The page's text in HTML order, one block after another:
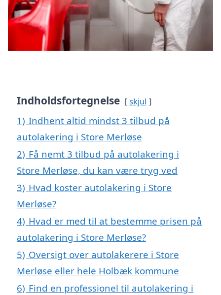
Indholdsfortegnelse skjul
1) Indhent altid mindst 3 tilbud på
autolakering i Store Merløse
2) Få nemt 3 tilbud på autolakering i
Store Merløse, du kan være tryg ved
3) Hvad koster autolakering i Store
Merløse?
4) Hvad er med til at bestemme prisen på
autolakering i Store Merløse?
5) Oversigt over autolakerere i Store
Merløse eller hele Holbæk kommune
6) Find en professionel til autolakering i